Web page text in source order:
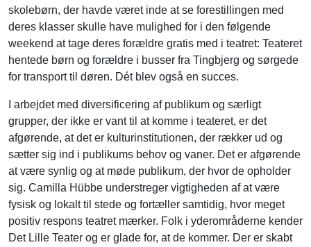
skolebørn, der havde været inde at se forestillingen med
deres klasser skulle have mulighed for i den følgende
weekend at tage deres forældre gratis med i teatret: Teateret
hentede børn og forældre i busser fra Tingbjerg og sørgede
for transport til døren. Dét blev også en succes.
I arbejdet med diversificering af publikum og særligt
grupper, der ikke er vant til at komme i teateret, er det
afgørende, at det er kulturinstitutionen, der rækker ud og
sætter sig ind i publikums behov og vaner. Det er afgørende
at være synlig og at møde publikum, der hvor de opholder
sig. Camilla Hübbe understreger vigtigheden af at være
fysisk og lokalt til stede og fortæller samtidig, hvor meget
positiv respons teatret mærker. Folk i yderområderne kender
Det Lille Teater og er glade for, at de kommer. Der er skabt